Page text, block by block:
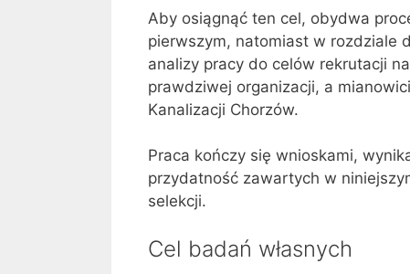
Aby osiągnąć ten cel, obydwa
pierwszym, natomiast w rozdziale
analizy pracy do celów rekrutacji
prawdziwej organizacji, a
Kanalizacji Chorzów.
Praca kończy się wnioskami,
przydatność zawartych w
selekcji.
Cel badań własnych